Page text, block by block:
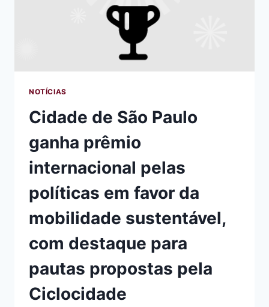
INSPIRADORES
NOTÍCIAS
Cidade de São Paulo
ganha prêmio
internacional pelas
políticas em favor da
mobilidade sustentável,
com destaque para
pautas propostas pela
Ciclocidade